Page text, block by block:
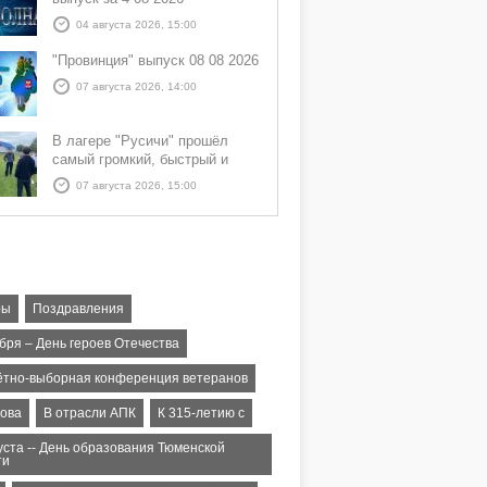
04 августа 2026, 15:00
"Провинция" выпуск 08 08 2026
07 августа 2026, 14:00
В лагере "Русичи" прошёл
самый громкий, быстрый и
азартный час дня — Спортчас
07 августа 2026, 15:00
Поздравления
– День героев Отечества
выборная конференция ветеранов
В отрасли АПК К 315-летию с
-- День образования Тюменской